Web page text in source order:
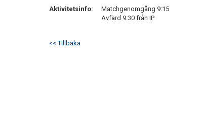
Aktivitetsinfo:
Matchgenomgång 9:15
Avfärd 9:30 från IP
<< Tillbaka